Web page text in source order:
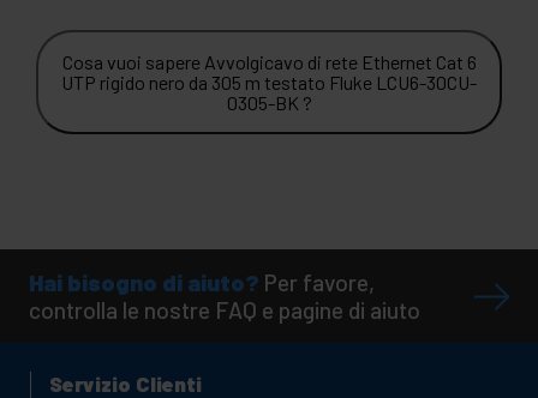
Cosa vuoi sapere Avvolgicavo di rete Ethernet Cat 6
UTP rigido nero da 305 m testato Fluke LCU6-30CU-
0305-BK ?
Hai bisogno di aiuto? Per favore,
controlla le nostre FAQ e pagine di aiuto
Servizio Clienti